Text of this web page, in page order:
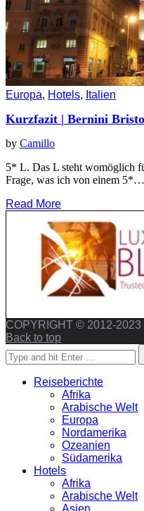
Europa, Hotels, Italien
Kurzfazit | Bernini
by Camillo
5* L. Das L steht womöglich
Frage, was ich von einem 5*…
Read More
COPYRIGHT © 2012-
Back to top
Search
for:
Reiseberichte
Afrika
Arabische Welt
Europa
Nordamerika
Ozeanien
Südamerika
Hotels
Afrika
Arabische Welt